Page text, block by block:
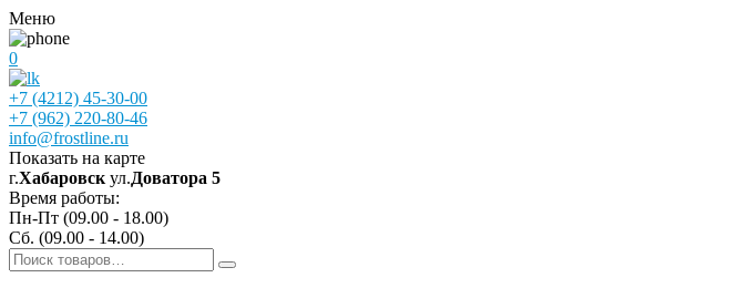
Меню
0
+7 (4212) 45-30-00
+7 (962) 220-80-46
info@frostline.ru
Показать на карте
г.Хабаровск ул.Доватора 5
Время работы:
Пн-Пт (09.00 - 18.00)
Сб. (09.00 - 14.00)